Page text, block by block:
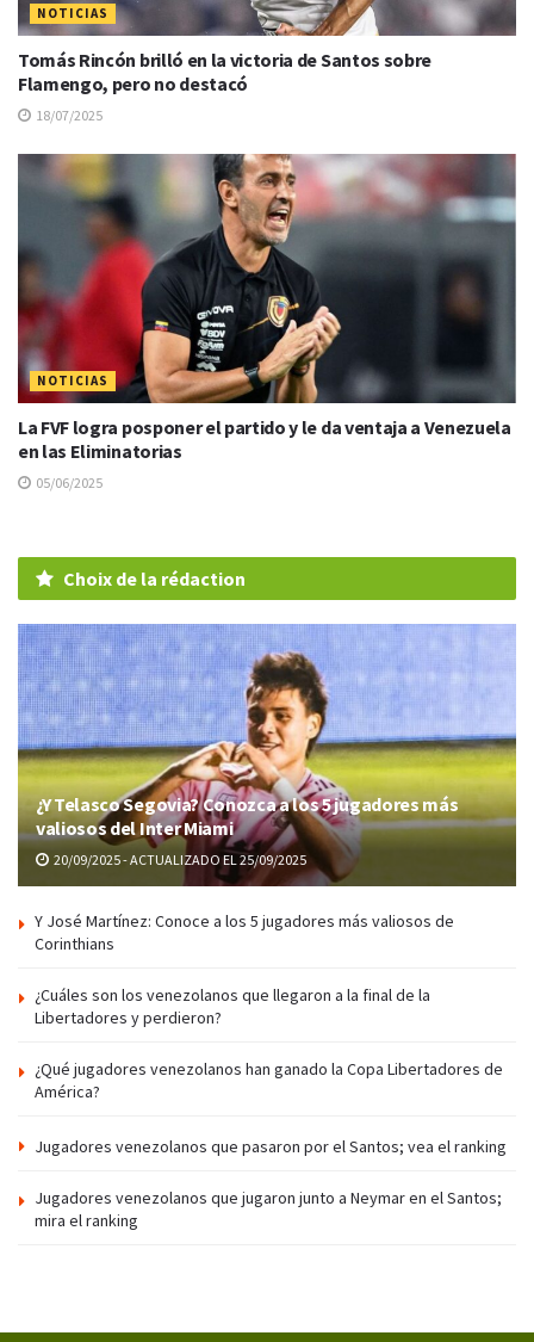
NOTICIAS
Tomás Rincón brilló en la victoria de Santos sobre
Flamengo, pero no destacó
18/07/2025
NOTICIAS
La FVF logra posponer el partido y le da ventaja a Venezuela
en las Eliminatorias
05/06/2025
Choix de la rédaction
¿Y Telasco Segovia? Conozca a los 5 jugadores más
valiosos del Inter Miami
20/09/2025 - ACTUALIZADO EL 25/09/2025
Y José Martínez: Conoce a los 5 jugadores más valiosos de
Corinthians
¿Cuáles son los venezolanos que llegaron a la final de la
Libertadores y perdieron?
¿Qué jugadores venezolanos han ganado la Copa Libertadores de
América?
Jugadores venezolanos que pasaron por el Santos; vea el ranking
Jugadores venezolanos que jugaron junto a Neymar en el Santos;
mira el ranking